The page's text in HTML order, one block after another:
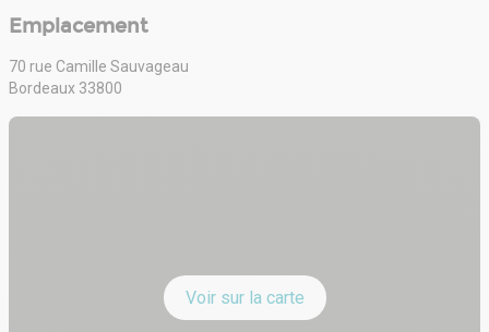
Emplacement
70 rue Camille Sauvageau
Bordeaux 33800
Voir sur la carte